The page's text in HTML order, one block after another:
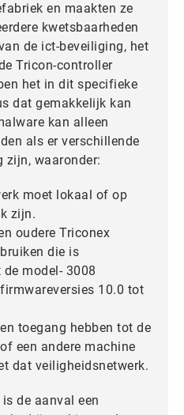
en maakten ze
kwetsbaarheden
de ict-beveiliging, het
Tricon-controller
het in dit specifieke
dat gemakkelijk kan
kan alleen
als er verschillende
zijn, waaronder:
moet lokaal of op
zijn.
oudere Triconex
die is
model- 3008
10.0 tot
toegang hebben tot de
een andere machine
dat veiligheidsnetwerk.
de aanval een